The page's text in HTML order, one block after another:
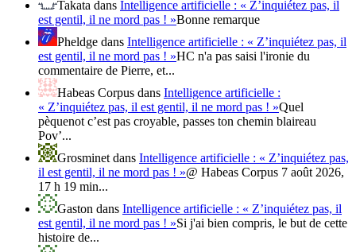
Takata dans Intelligence artificielle : « Z’inquiétez pas, il
est gentil, il ne mord pas ! »Bonne remarque
Pheldge dans Intelligence artificielle : « Z’inquiétez pas, il
est gentil, il ne mord pas ! »HC n'a pas saisi l'ironie du
commentaire de Pierre, et...
Habeas Corpus dans Intelligence artificielle :
« Z’inquiétez pas, il est gentil, il ne mord pas ! »Quel
pèquenot c’est pas croyable, passes ton chemin blaireau
Pov’...
Grosminet dans Intelligence artificielle : « Z’inquiétez pas,
il est gentil, il ne mord pas ! »@ Habeas Corpus 7 août 2026,
17 h 19 min...
Gaston dans Intelligence artificielle : « Z’inquiétez pas, il
est gentil, il ne mord pas ! »Si j'ai bien compris, le but de cette
histoire de...